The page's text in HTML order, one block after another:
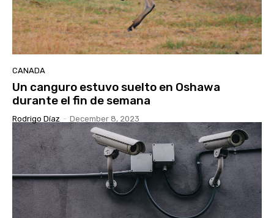
CANADA
Un canguro estuvo suelto en Oshawa
durante el fin de semana
Rodrigo Díaz - December 8, 2023